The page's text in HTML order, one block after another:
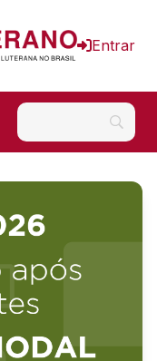
Entrar